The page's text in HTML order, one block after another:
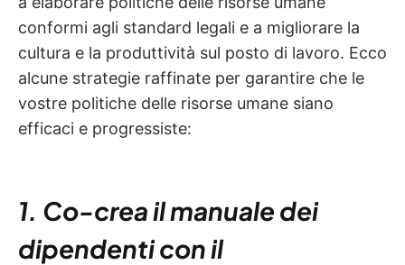
conformi agli standard legali e a migliorare la
cultura e la produttività sul posto di lavoro. Ecco
alcune strategie raffinate per garantire che le
vostre politiche delle risorse umane siano
efficaci e progressiste:
1. Co-crea il manuale dei
dipendenti con il